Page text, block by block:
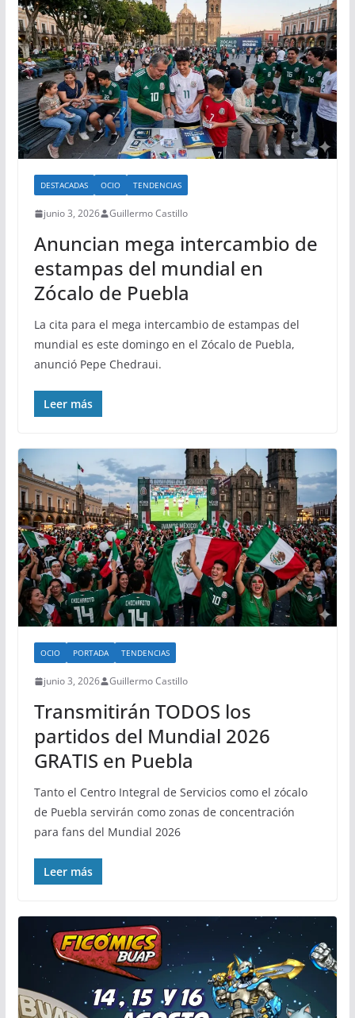
DESTACADAS OCIO TENDENCIAS
junio 3, 2026 Guillermo Castillo
Anuncian mega intercambio de
estampas del mundial en
Zócalo de Puebla
La cita para el mega intercambio de estampas del
mundial es este domingo en el Zócalo de Puebla,
anunció Pepe Chedraui.
Leer más
OCIO PORTADA TENDENCIAS
junio 3, 2026 Guillermo Castillo
Transmitirán TODOS los
partidos del Mundial 2026
GRATIS en Puebla
Tanto el Centro Integral de Servicios como el zócalo
de Puebla servirán como zonas de concentración
para fans del Mundial 2026
Leer más